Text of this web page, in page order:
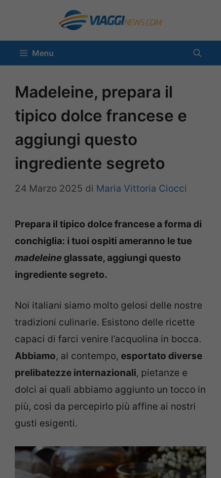
contenuto
Menu
Madeleine, prepara il
tipico dolce francese e
aggiungi questo
ingrediente segreto
24 Marzo 2025 di Maria Vittoria Ciocci
Prepara il tipico dolce francese a forma di
conchiglia: i tuoi ospiti ameranno le tue
madeleine glassate, aggiungi questo
ingrediente segreto.
Noi italiani siamo molto gelosi delle nostre
tradizioni culinarie. Esistono delle ricette
capaci di farci venire l’acquolina in bocca.
Abbiamo, al contempo, esportato diverse
prelibatezze internazionali, pietanze e
dolci ai quali abbiamo aggiunto un tocco in
più, così da percepirlo più affine ai nostri
gusti esigenti.